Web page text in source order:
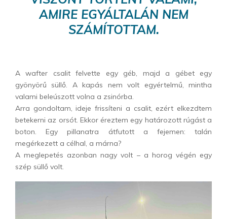
AMIRE EGYÁLTALÁN NEM
SZÁMÍTOTTAM.
A wafter csalit felvette egy géb, majd a gébet egy
gyönyörű süllő. A kapás nem volt egyértelmű, mintha
valami beleúszott volna a zsinórba.
Arra gondoltam, ideje frissíteni a csalit, ezért elkezdtem
betekerni az orsót. Ekkor éreztem egy határozott rúgást a
boton. Egy pillanatra átfutott a fejemen: talán
megérkezett a célhal, a márna?
A meglepetés azonban nagy volt – a horog végén egy
szép süllő volt.